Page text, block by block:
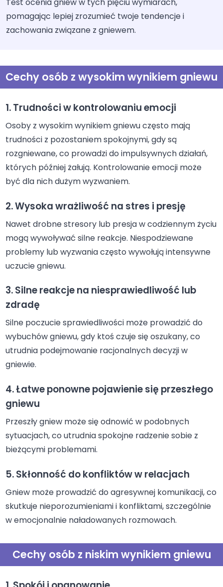
pomagając lepiej zrozumieć twoje tendencje i
zachowania związane z gniewem.
Cechy osób z wysokim wynikiem gniewu
1. Trudności w kontrolowaniu emocji
Osoby z wysokim wynikiem gniewu często mają
trudności z pozostaniem spokojnymi, gdy są
rozgniewane, co prowadzi do impulsywnych działań,
których później żałują. Kontrolowanie emocji może
być dla nich dużym wyzwaniem.
2. Wysoka wrażliwość na stres i presję
Nawet drobne stresory lub presja w codziennym życiu
mogą wywoływać silne reakcje. Niespodziewane
problemy lub wyzwania często wywołują intensywne
uczucie gniewu.
3. Silne reakcje na niesprawiedliwość lub
zdradę
Silne poczucie sprawiedliwości może prowadzić do
wybuchów gniewu, gdy ktoś czuje się oszukany, co
utrudnia podejmowanie racjonalnych decyzji w
gniewie.
4. Łatwe ponowne pojawienie się przeszłego
gniewu
Przeszły gniew może się odnowić w podobnych
sytuacjach, co utrudnia spokojne radzenie sobie z
bieżącymi problemami.
5. Skłonność do konfliktów w relacjach
Gniew może prowadzić do agresywnej komunikacji, co
skutkuje nieporozumieniami i konfliktami, szczególnie
w emocjonalnie naładowanych rozmowach.
Cechy osób z niskim wynikiem gniewu